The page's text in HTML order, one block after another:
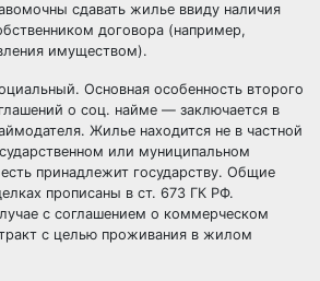
сдавать жилье ввиду наличия
договора (например,
имуществом).
Основная особенность второго
о соц. найме — заключается в
Жилье находится не в частной
или муниципальном
принадлежит государству. Общие
прописаны в ст. 673 ГК РФ.
с соглашением о коммерческом
с целью проживания в жилом